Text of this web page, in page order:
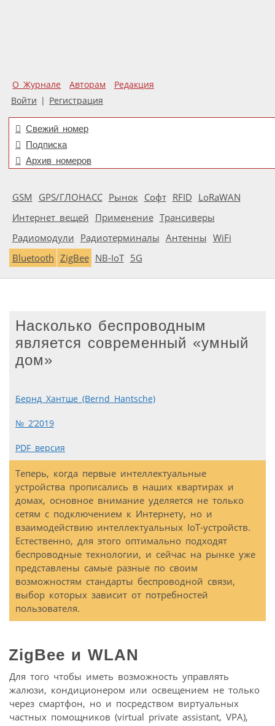
О Журнале Авторам
Редакция
Войти | Регистрация
Свежий номер
Подписка
Архив номеров
GSM GPS/ГЛОНАСС Рынок Софт RFID LoRaWAN
Интернет вещей Применение Трансиверы
Радиомодули Радиотерминалы Антенны WiFi
Bluetooth ZigBee NB-IoT 5G
Насколько беспроводным
является современный «умный
дом»
Бернд Хантше (Bernd Hantsche)
№ 2’2019
PDF версия
Теперь, когда первые интеллектуальные
устройства прописались в наших квартирах и
домах, основное внимание уделяется не только
сетям с подключением к Интернету, но и
взаимодействию интеллектуальных IoT-устройств.
Естественно, для этого оптимально подходят
беспроводные технологии, и сейчас на рынке уже
представлены самые разные по своим
возможностям стандарты беспроводной связи,
выбор которых зависит от потребностей
пользователя.
ZigBee и WLAN
Для того чтобы иметь возможность управлять
жалюзи, кондиционером или освещением не только
через смартфон, но и посредством виртуальных
частных помощников (virtual private assistant, VPA),